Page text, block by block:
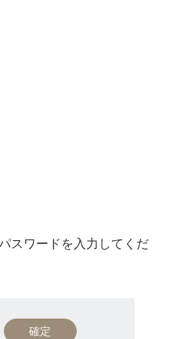
スワードを入力してくだ